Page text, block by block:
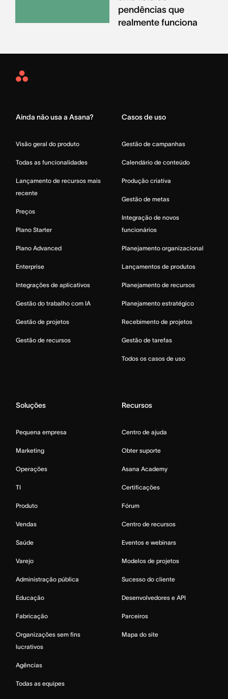
pendências que
realmente funciona
Asana
Ainda não usa a Asana?
Visão geral do produto
Todas as funcionalidades
Lançamento de recursos mais
recente
Preços
Plano Starter
Plano Advanced
Enterprise
Integrações de aplicativos
Gestão do trabalho com IA
Gestão de projetos
Gestão de recursos
Casos de uso
Gestão de campanhas
Calendário de conteúdo
Produção criativa
Gestão de metas
Integração de novos
funcionários
Planejamento organizacional
Lançamentos de produtos
Planejamento de recursos
Planejamento estratégico
Recebimento de projetos
Gestão de tarefas
Todos os casos de uso
Soluções
Pequena empresa
Marketing
Operações
TI
Produto
Vendas
Saúde
Varejo
Administração pública
Educação
Fabricação
Organizações sem fins
lucrativos
Agências
Todas as equipes
Recursos
Centro de ajuda
Obter suporte
Asana Academy
Certificações
Fórum
Centro de recursos
Eventos e webinars
Modelos de projetos
Sucesso do cliente
Desenvolvedores e API
Parceiros
Mapa do site